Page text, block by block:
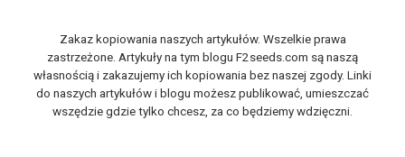
Zakaz kopiowania naszych artykułów. Wszelkie prawa
zastrzeżone. Artykuły na tym blogu F2seeds.com są naszą
własnością i zakazujemy ich kopiowania bez naszej zgody. Linki
do naszych artykułów i blogu możesz publikować, umieszczać
wszędzie gdzie tylko chcesz, za co będziemy wdzięczni.